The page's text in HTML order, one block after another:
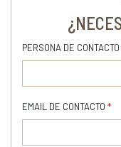
PERSONA DE CONTACTO
EMAIL DE CONTACTO *